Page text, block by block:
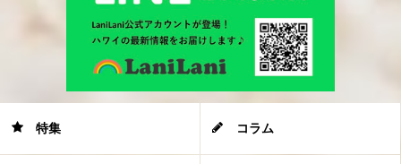
特集 コラム